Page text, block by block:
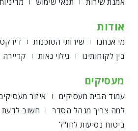
אודות
מי אנחנו שירותי הסוכנות
בין לקוחותינו
גילוי נאות קריירה
מעסיקים
עמוד הבית מעסיקים
איזור
למה צריך מנהל הסדר
חשוב לדעת
ביטוח נסיעות לחו"ל